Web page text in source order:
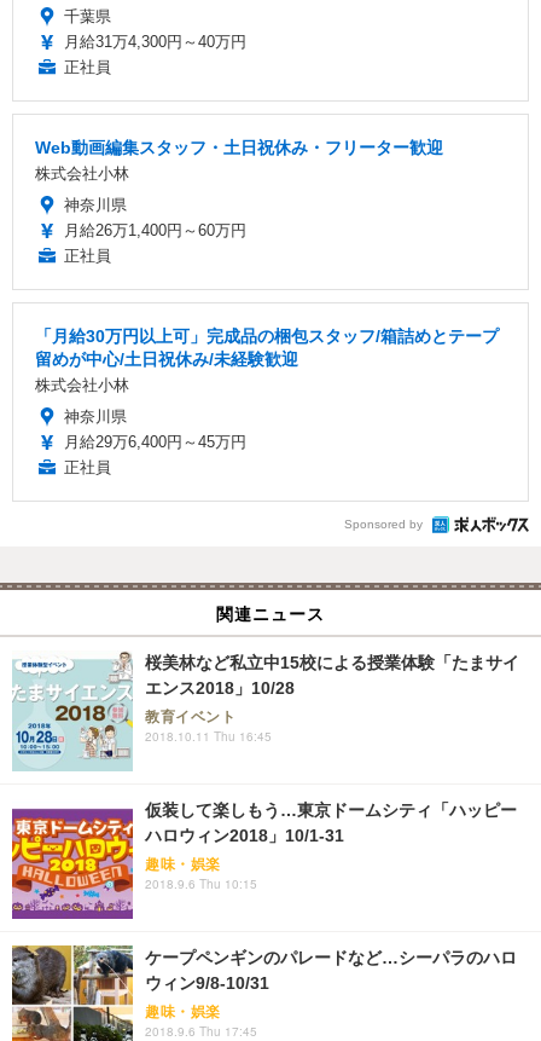
千葉県
月給31万4,300円～40万円
正社員
Web動画編集スタッフ・土日祝休み・フリーター歓迎
株式会社小林
神奈川県
月給26万1,400円～60万円
正社員
「月給30万円以上可」完成品の梱包スタッフ/箱詰めとテープ
留めが中心/土日祝休み/未経験歓迎
株式会社小林
神奈川県
月給29万6,400円～45万円
正社員
Sponsored by
関連ニュース
桜美林など私立中15校による授業体験「たまサイ
エンス2018」10/28
教育イベント
2018.10.11 Thu 16:45
仮装して楽しもう…東京ドームシティ「ハッピー
ハロウィン2018」10/1-31
趣味・娯楽
2018.9.6 Thu 10:15
ケープペンギンのパレードなど…シーパラのハロ
ウィン9/8-10/31
趣味・娯楽
2018.9.6 Thu 17:45